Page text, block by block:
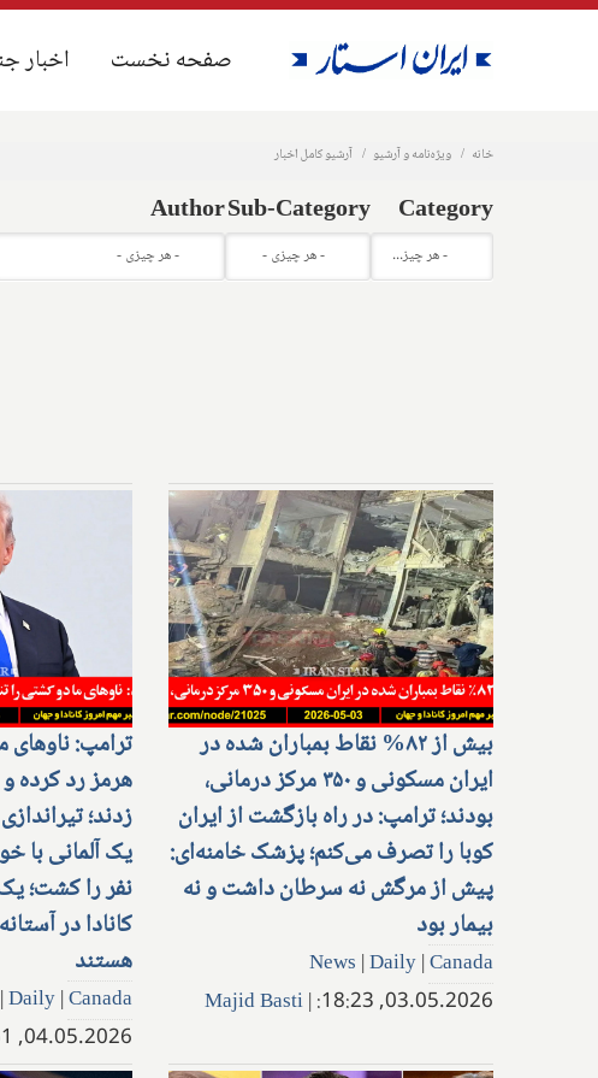
اخبار صفحه نخست
خانه ویژه‌نامه و آرشیو آرشیو کامل اخبار
اخبار صفحه نخست
Category
- هر چیزی -
Sub-Category
- هر چیزی -
Author
- هر چیزی -
ترامپ: ناوهای
هرمز رد کرده
زدند؛
یک آلمانی با
نفر را کشت؛
کانادا در
هستند
|Daily|Canada
04.05.2026, 19:51:
بیش از ۸۲% نقاط بمباران شده در
ایران مسکونی و ۳۵۰ مرکز درمانی،
بودند؛ ترامپ: در راه بازگشت از ایران
کوبا را تصرف می‌کنم؛ پزشک خامنه‌ای:
پیش از مرگش نه سرطان داشت و نه
بیمار بود
News |Daily|Canada
03.05.2026, 18:23:
|
Majid Basti